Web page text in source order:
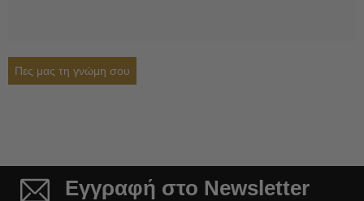
Πες μας τη γνώμη σου
Εγγραφή στο Newsletter